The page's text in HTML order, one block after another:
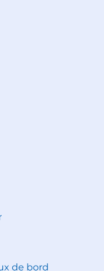
de bord